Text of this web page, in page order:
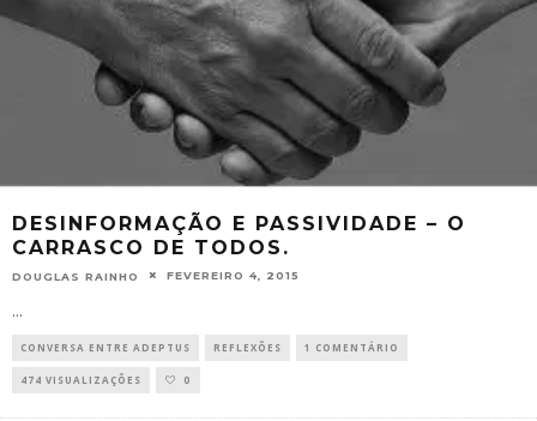
DESINFORMAÇÃO E PASSIVIDADE – O
CARRASCO DE TODOS.
DOUGLAS RAINHO FEVEREIRO 4, 2015
...
CONVERSA ENTRE ADEPTUS REFLEXÕES 1 COMENTÁRIO
474 VISUALIZAÇÕES 0